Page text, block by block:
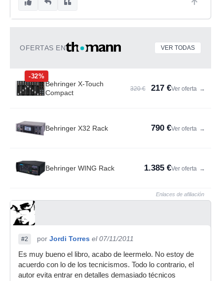
OFERTAS EN VER TODAS
-32%
Behringer X-Touch
Compact
320 € 217 €Ver oferta →
Behringer X32 Rack 790 €Ver oferta →
Behringer WING Rack 1.385 €Ver oferta →
Enlaces de afiliación
#2 por Jordi Torres el 07/11/2011
Es muy bueno el libro, acabo de leermelo. No estoy de
acuerdo con lo de los tecnicismos. Todo lo contrario, el
autor evita entrar en detalles demasiado técnicos